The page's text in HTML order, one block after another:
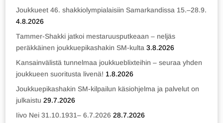
Joukkueet 46. shakkiolympialaisiin Samarkandissa 15.–28.9.
4.8.2026
Tammer-Shakki jatkoi mestaruusputkeaan – neljäs
peräkkäinen joukkuepikashakin SM-kulta 3.8.2026
Kansainvälistä tunnelmaa joukkueblixteihin – seuraa yhden
joukkueen suoritusta livenä! 1.8.2026
Joukkuepikashakin SM-kilpailun käsiohjelma ja palvelut on
julkaistu 29.7.2026
Iivo Nei 31.10.1931– 6.7.2026 28.7.2026